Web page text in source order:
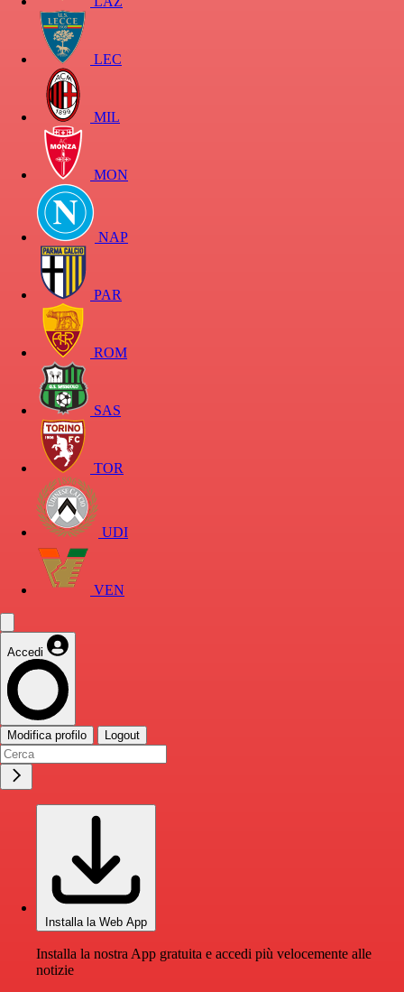
LEC
MIL
MON
NAP
PAR
ROM
SAS
TOR
UDI
VEN
Accedi
Modifica profilo Logout
Installa la Web App
Installa la nostra App gratuita e accedi più velocemente alle
notizie